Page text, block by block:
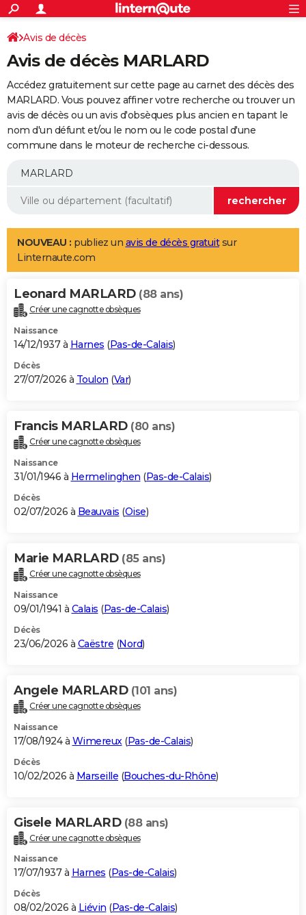
ACTUALITÉS
Politique
Société
Faits Divers
Education
Monde
Villes
+
SPORT
Coupe du monde 2026
Football
Tennis
Cyclisme
Rugby
Forum
Programme TV
TNT
Streaming
Cinéma
Sorties cinéma
Musique
+
FINANCE
Retraite
Epargne
Immobilier
Risques naturels par ville
Banque
Assurance
AUTO
Essais
Réserver un essai
Citadines
Berlines
SUV
Forum auto
+
Mobiles
Meilleur smartphone
Internet
Ordinateurs
Jeux vidéo
Guide high-tech
Aménagement intérieur
LIFESTYLE
Art de vivre
Bien-être
Loisirs
Mode
Modes de vie
Alimentation
Guide de la santé
Maladies
Médicaments
Sommeil
VOYAGE
Destinations
City break
Voyage nature
Voyage de noces
Forum
Climat
+PHOTO
GUIDES D'ACHAT
BONS PLANS
Carte de Noël
Carte Bonne année
Carte Saint-Valentin
Carte Pâques
Carte d'anniversaire
DICTIONNAIRE
Dictionnaire
Biographies
Citations
Expressions
Proverbes
PROGRAMME TV
S'inscrire
Se connecter
Lycées
Collèges
Primaires
Universités
Entreprises
Service militaire
Avis de recherche
AVIS DE DÉCÈS
Bricolage
Lifestyle
Culture
Sport
Auto
Television
Voyage
Cinema
Avis de décès
Avis de décès MARLARD
Accédez gratuitement sur cette page au carnet des décès des
MARLARD. Vous pouvez affiner votre recherche ou trouver un
avis de décès ou un avis d'obsèques plus ancien en tapant le
nom d'un défunt et/ou le nom ou le code postal d'une
commune dans le moteur de recherche ci-dessous.
NOUVEAU : publiez un avis de décès gratuitsur
Linternaute.com
Leonard MARLARD (88 ans)
Créer une cagnotte obsèques
Naissance
14/12/1937 à Harnes (Pas-de-Calais)
Décès
27/07/2026 à Toulon (Var)
Francis MARLARD (80 ans)
Créer une cagnotte obsèques
Naissance
31/01/1946 à Hermelinghen (Pas-de-Calais)
Décès
02/07/2026 à Beauvais (Oise)
Marie MARLARD (85 ans)
Créer une cagnotte obsèques
Naissance
09/01/1941 à Calais (Pas-de-Calais)
Décès
23/06/2026 à Caëstre (Nord)
Angele MARLARD (101 ans)
Créer une cagnotte obsèques
Naissance
17/08/1924 à Wimereux (Pas-de-Calais)
Décès
10/02/2026 à Marseille (Bouches-du-Rhône)
Gisele MARLARD (88 ans)
Créer une cagnotte obsèques
Naissance
17/07/1937 à Harnes (Pas-de-Calais)
Décès
08/02/2026 à Liévin (Pas-de-Calais)